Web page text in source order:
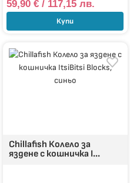
59,90 €/ 117,15 лв.
Купи
Chillafish Колело за
яздене с кошничка I...